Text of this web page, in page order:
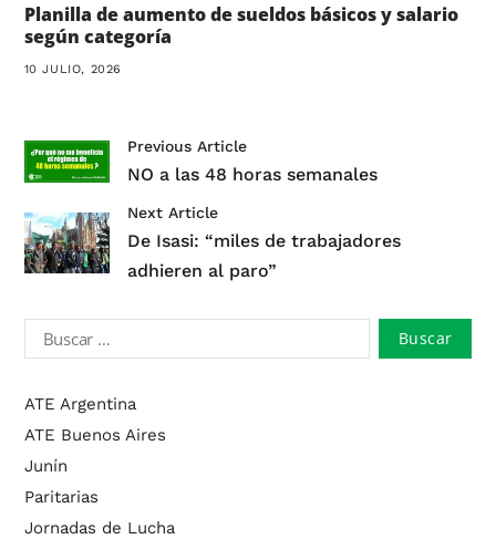
Planilla de aumento de sueldos básicos y salario
según categoría
10 JULIO, 2026
Previous Article
NO a las 48 horas semanales
Next Article
De Isasi: “miles de trabajadores
adhieren al paro”
ATE Argentina
ATE Buenos Aires
Junín
Paritarias
Jornadas de Lucha